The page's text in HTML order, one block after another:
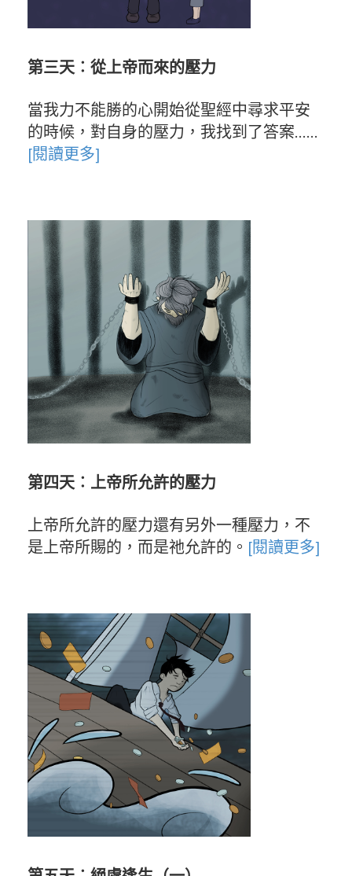
第三天︰從上帝而來的壓力
當我力不能勝的心開始從聖經中尋求平安
的時候，對自身的壓力，我找到了答案……
[閱讀更多]
第四天︰上帝所允許的壓力
上帝所允許的壓力還有另外一種壓力，不
是上帝所賜的，而是祂允許的。 [閱讀更多]